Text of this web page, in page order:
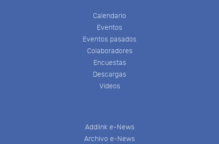
Calendario
Eventos
Eventos pasados
Colaboradores
Encuestas
Descargas
Videos
Addlink e-News
Archivo e-News